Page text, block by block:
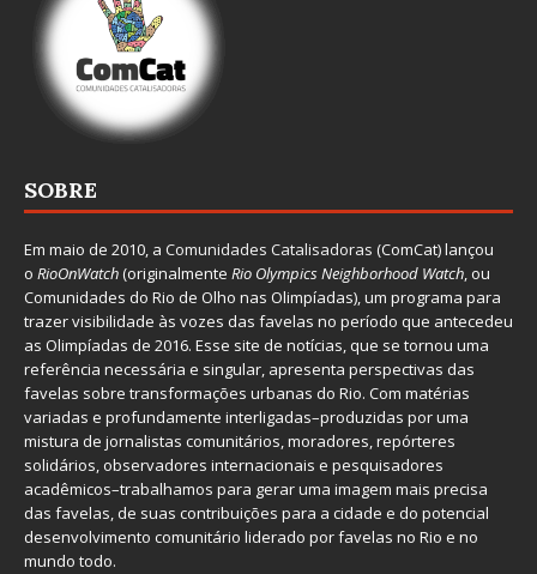
SOBRE
Em maio de 2010, a Comunidades Catalisadoras (ComCat) lançou
o RioOnWatch(originalmente Rio Olympics Neighborhood Watch, ou
Comunidades do Rio de Olho nas Olimpíadas), um programa para
trazer visibilidade às vozes das favelas no período que antecedeu
as Olimpíadas de 2016. Esse site de notícias, que se tornou uma
referência necessária e singular, apresenta perspectivas das
favelas sobre transformações urbanas do Rio. Com matérias
variadas e profundamente interligadas–produzidas por uma
mistura de jornalistas comunitários, moradores, repórteres
solidários, observadores internacionais e pesquisadores
acadêmicos–trabalhamos para gerar uma imagem mais precisa
das favelas, de suas contribuições para a cidade e do potencial
desenvolvimento comunitário liderado por favelas no Rio e no
mundo todo.